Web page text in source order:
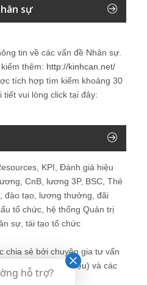
sự
tin về các vấn đề Nhân sự
thêm: http://kinhcan.net/
tích hợp tìm kiếm khoảng 30
tiết vui lòng click tại đây:
KPI, Đánh giá hiệu
CnB, lương 3P, BSC, Thẻ
đào tạo, lương thưởng, đãi
tổ chức, hệ thống Quản trị
sự, tái tạo tổ chức
chia sẻ bởi chuyên gia tư vấn
Cường (
giới thiệu) và các
Nhân sự.
hỗ trợ?